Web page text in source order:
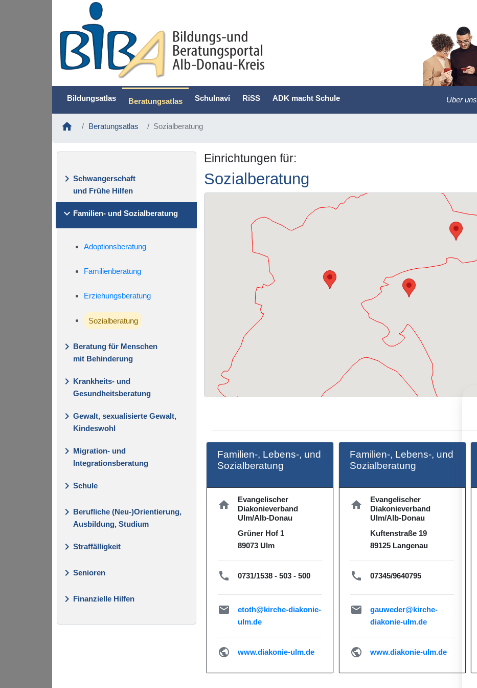
Bildungsatlas Beratungsatlas Schulnavi RiSS ADK macht Schule Über uns
home Beratungsatlas Sozialberatung
keyboard_arrow_rightSchwangerschaft
und Frühe Hilfen
keyboard_arrow_down Familien- und Sozialberatung
Adoptionsberatung
Familienberatung
Erziehungsberatung
Sozialberatung
keyboard_arrow_right Beratung für Menschen
mit Behinderung
keyboard_arrow_right Krankheits- und
Gesundheitsberatung
keyboard_arrow_rightGewalt, sexualisierte Gewalt,
Kindeswohl
keyboard_arrow_right Migration- und
Integrationsberatung
keyboard_arrow_rightSchule
keyboard_arrow_right Berufliche (Neu-)Orientierung,
Ausbildung, Studium
keyboard_arrow_rightStraffälligkeit
keyboard_arrow_rightSenioren
keyboard_arrow_right Finanzielle Hilfen
Einrichtungen für:
Sozialberatung
Familien-, Lebens-, und
Sozialberatung
home
Evangelischer
Diakonieverband
Ulm/Alb-Donau
Grüner Hof 1
89073 Ulm
call 0731/1538 - 503 - 500
local_post_office
etoth@kirche-diakonie-
ulm.de
public www.diakonie-ulm.de
Familien-, Lebens-, und
Sozialberatung
home
Evangelischer
Diakonieverband
Ulm/Alb-Donau
Kuftenstraße 19
89125 Langenau
call 07345/9640795
local_post_office
gauweder@kirche-
diakonie-ulm.de
public www.diakonie-ulm.de